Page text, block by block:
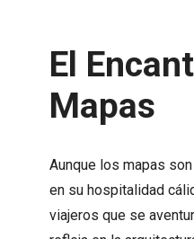
El
Mapas
Aunque los mapas
en su hospitalidad
viajeros que se